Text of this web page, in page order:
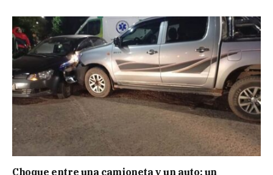
Choque entre una camioneta y un auto: un